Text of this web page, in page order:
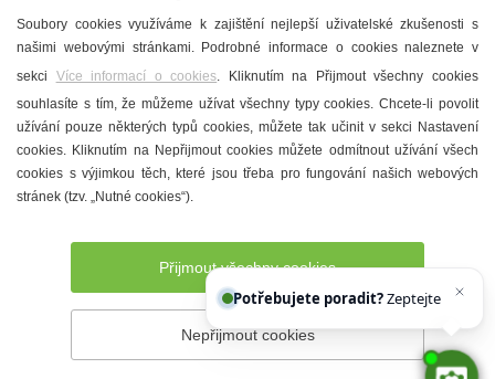
Mandloně
Ubytování
Restaurace
Městské muzeum a galerie
Denní meníčka
Prohlášení o přístupnosti Správce webu
Soubory cookies využíváme k zajištění nejlepší uživatelské zkušenosti s
našimi webovými stránkami. Podrobné informace o cookies naleznete v
sekci Více informací o cookies. Kliknutím na Přijmout všechny cookies
souhlasíte s tím, že můžeme užívat všechny typy cookies. Chcete-li povolit
užívání pouze některých typů cookies, můžete tak učinit v sekci Nastavení
cookies. Kliknutím na Nepřijmout cookies můžete odmítnout užívání všech
cookies s výjimkou těch, které jsou třeba pro fungování našich webových
stránek (tzv. „Nutné cookies“).
Přijmout všechny cookies
Nepřijmout cookies
Potřebujete poradit?Zeptejte se našeho